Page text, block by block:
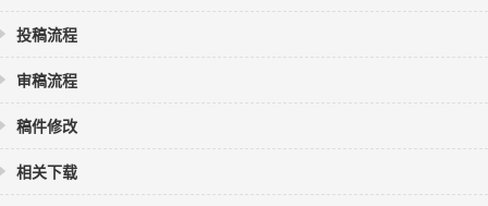
投稿流程
审稿流程
稿件修改
相关下载